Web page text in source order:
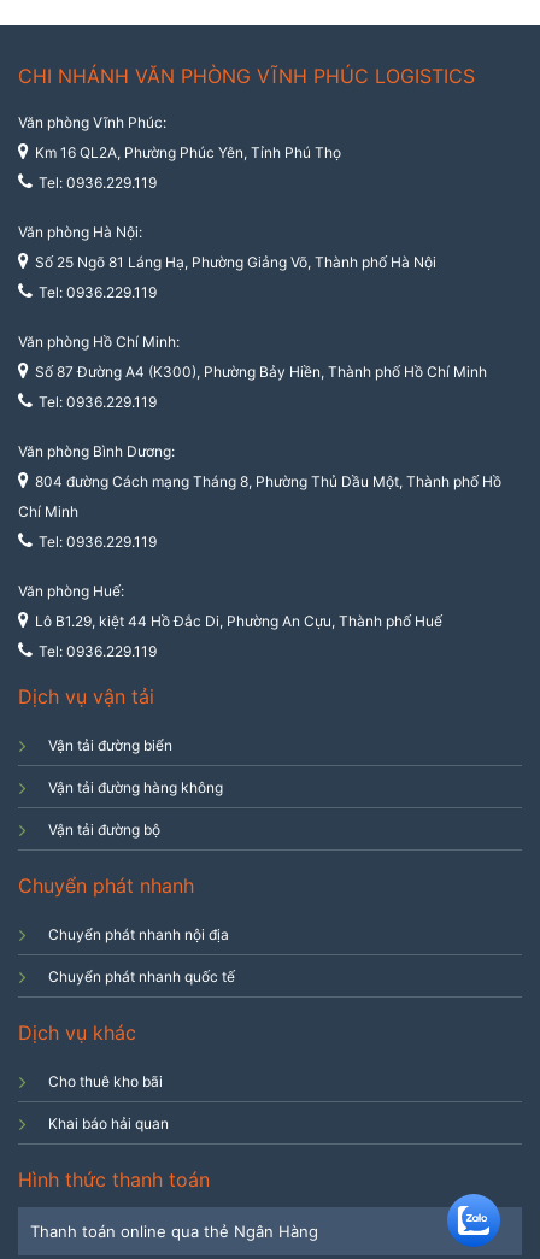
CHI NHÁNH VĂN PHÒNG VĨNH PHÚC LOGISTICS
Văn phòng Vĩnh Phúc:
Km 16 QL2A, Phường Phúc Yên, Tỉnh Phú Thọ
Tel: 0936.229.119
Văn phòng Hà Nội:
Số 25 Ngõ 81 Láng Hạ, Phường Giảng Võ, Thành phố Hà Nội
Tel: 0936.229.119
Văn phòng Hồ Chí Minh:
Số 87 Đường A4 (K300), Phường Bảy Hiền, Thành phố Hồ Chí Minh
Tel: 0936.229.119
Văn phòng Bình Dương:
804 đường Cách mạng Tháng 8, Phường Thủ Dầu Một, Thành phố Hồ
Chí Minh
Tel: 0936.229.119
Văn phòng Huế:
Lô B1.29, kiệt 44 Hồ Đắc Di, Phường An Cựu, Thành phố Huế
Tel: 0936.229.119
Dịch vụ vận tải
Vận tải đường biển
Vận tải đường hàng không
Vận tải đường bộ
Chuyển phát nhanh
Chuyển phát nhanh nội địa
Chuyển phát nhanh quốc tế
Dịch vụ khác
Cho thuê kho bãi
Khai báo hải quan
Hình thức thanh toán
Thanh toán online qua thẻ Ngân Hàng